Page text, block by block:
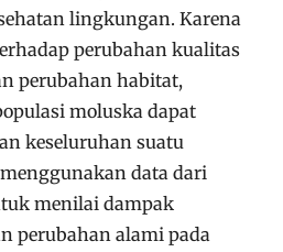
lingkungan. Karena
perubahan kualitas
perubahan habitat,
moluska dapat
keseluruhan suatu
data dari
menilai dampak
perubahan alami pada